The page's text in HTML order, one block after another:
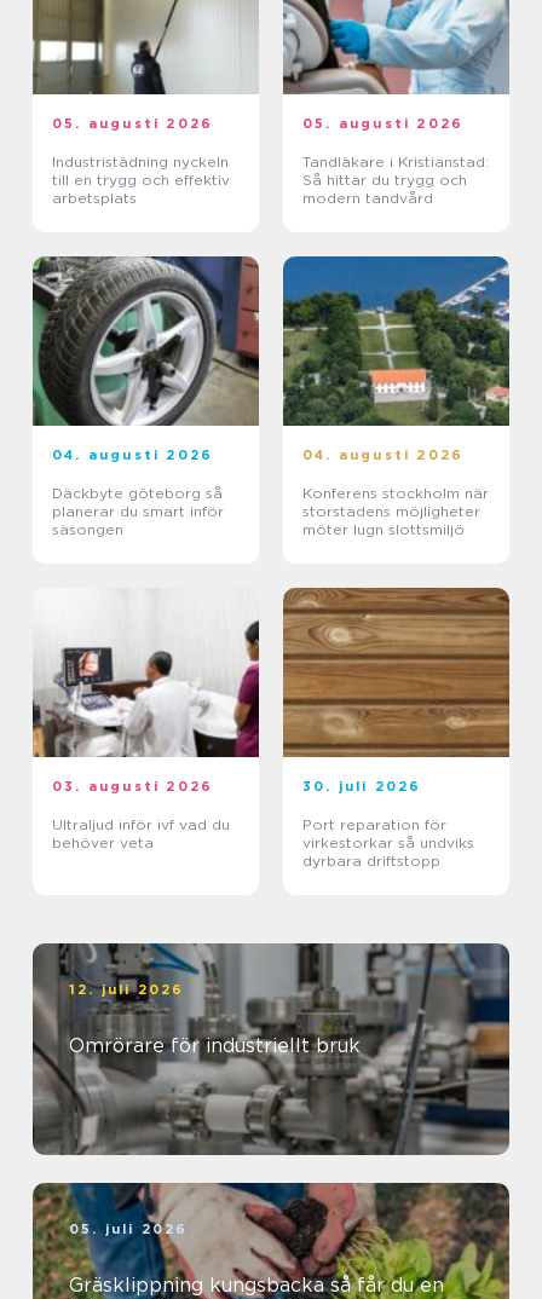
05. augusti 2026
Industristädning nyckeln
till en trygg och effektiv
arbetsplats
05. augusti 2026
Tandläkare i Kristianstad:
Så hittar du trygg och
modern tandvård
04. augusti 2026
Däckbyte göteborg så
planerar du smart inför
säsongen
04. augusti 2026
Konferens stockholm när
storstadens möjligheter
möter lugn slottsmiljö
03. augusti 2026
Ultraljud inför ivf vad du
behöver veta
30. juli 2026
Port reparation för
virkestorkar så undviks
dyrbara driftstopp
12. juli 2026
Omrörare för industriellt bruk
05. juli 2026
Gräsklippning kungsbacka så får du en